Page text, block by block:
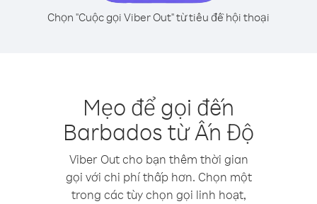
Chọn "Cuộc gọi Viber Out" từ tiêu đề hội thoại
Mẹo để gọi đến
Barbados từ Ấn Độ
Viber Out cho bạn thêm thời gian
gọi với chi phí thấp hơn. Chọn một
trong các tùy chọn gọi linh hoạt,